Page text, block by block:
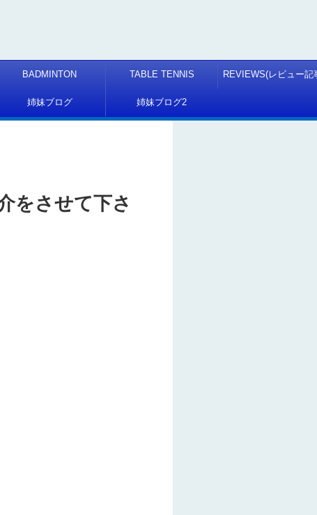
BADMINTON TABLE TENNIS REVIEWS(レビュー記
姉妹ブログ 姉妹ブログ2
をさせて下さ